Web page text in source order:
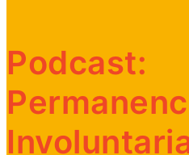
Podcast: